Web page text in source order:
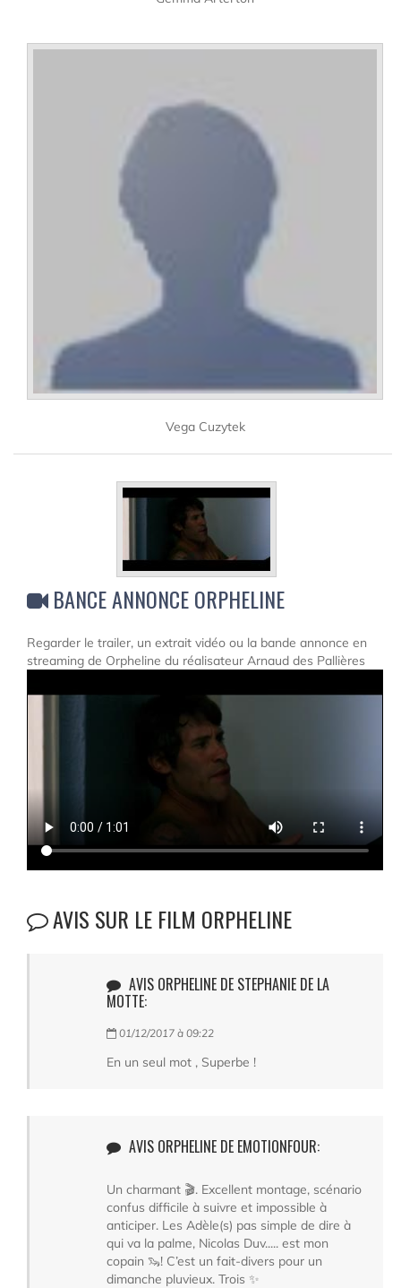
Vega Cuzytek
BANCE ANNONCE ORPHELINE
Regarder le trailer, un extrait vidéo ou la bande annonce en
streaming de Orpheline du réalisateur Arnaud des Pallières
AVIS SUR LE FILM ORPHELINE
AVIS ORPHELINE DE STEPHANIE DE LA
MOTTE:
01/12/2017 à 09:22
En un seul mot , Superbe !
AVIS ORPHELINE DE EMOTIONFOUR:
Un charmant 🎬. Excellent montage, scénario
confus difficile à suivre et impossible à
anticiper. Les Adèle(s) pas simple de dire à
qui va la palme, Nicolas Duv..... est mon
copain 🦦! C’est un fait-divers pour un
dimanche pluvieux. Trois ✨